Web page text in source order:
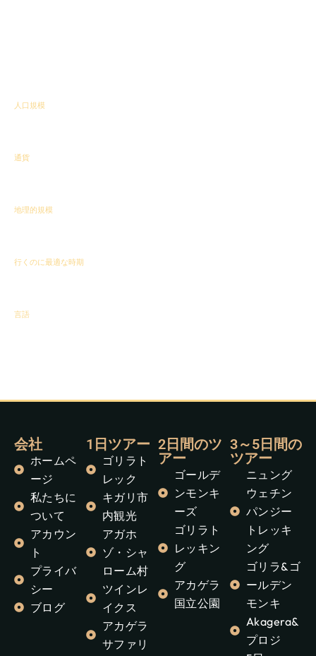
人口規模
通貨
地理的規模
行くのに最適な時期
言語
会社
ホームペ
ージ
私たちに
ついて
アカウン
ト
プライバ
シー
ブログ
1日ツアー
ゴリラト
レック
キガリ市
内観光
アガホ
ゾ・シャ
ローム村
ツインレ
イクス
アカゲラ
サファリ
2日間のツ
アー
ゴールデ
ンモンキ
ーズ
ゴリラト
レッキン
グ
アカゲラ
国立公園
3～5日間の
ツアー
ニュング
ウェチン
パンジー
トレッキ
ング
ゴリラ&ゴ
ールデン
モンキ
Akagera&
プロジ